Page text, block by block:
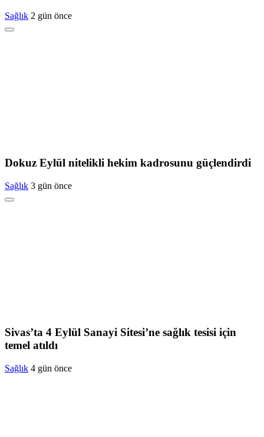
Sağlık 2 gün önce
Dokuz Eylül nitelikli hekim kadrosunu güçlendirdi
Sağlık 3 gün önce
Sivas’ta 4 Eylül Sanayi Sitesi’ne sağlık tesisi için
temel atıldı
Sağlık 4 gün önce